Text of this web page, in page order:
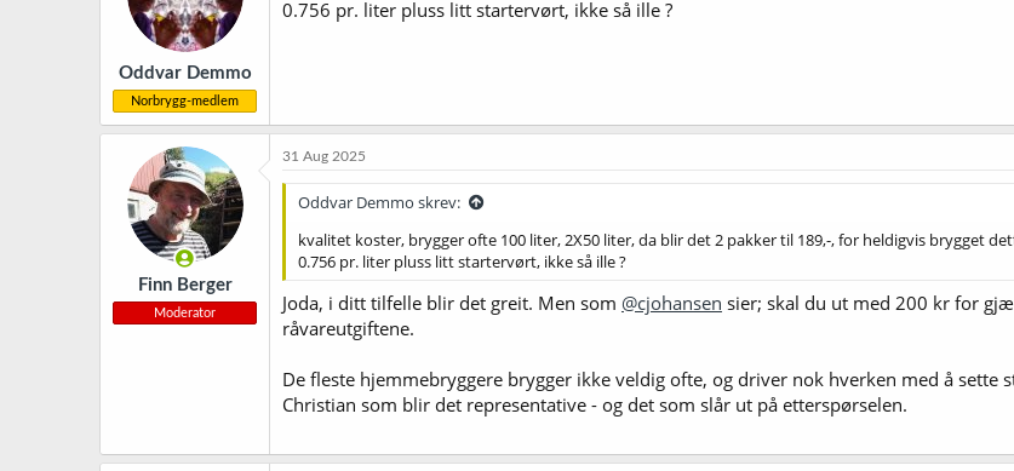
n
Oddvar Demmo
Norbrygg-medlem
0.756 pr. liter pluss litt startervørt, ikke så ille ?
Finn Berger
Moderator
31 Aug 2025
Oddvar Demmo skrev:
kvalitet koster, brygger ofte 100 liter, 2X50 liter, da blir det 2 pakker til 189,-, for heldigvis brygget
0.756 pr. liter pluss litt startervørt, ikke så ille ?
Joda, i ditt tilfelle blir det greit. Men som @cjohansen sier; skal du ut med 200 kr for
råvareutgiftene.
De fleste hjemmebryggere brygger ikke veldig ofte, og driver nok hverken med å
Christian som blir det representative - og det som slår ut på etterspørselen.